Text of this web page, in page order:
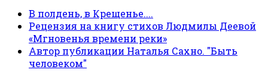
В полдень, в Крещенье....
Рецензия на книгу стихов Людмилы Деевой
«Мгновенья времени реки»
Автор публикации Наталья Сахно. "Быть
человеком"